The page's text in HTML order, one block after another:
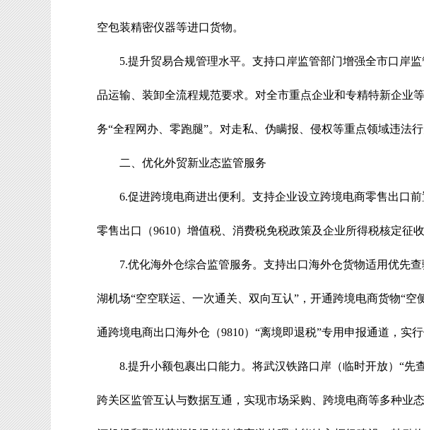
空包装精密仪器等进口货物。
5.提升贸易合规管理水平。 支持口岸监管部门增强全市口岸
品运输、装卸全流程规范要求。对全市重点企业和专精特新企业
务“全程网办、零跑腿”。对走私、伪瞒报、侵权等重点领域违法
二、优化外贸新业态监管服务
6.促进跨境电商进出便利 。 支持企业设立跨境电商零售出口
零售出口（9610）增值税、消费税免税政策及企业所得税核定征
7.优化海外仓综合监管服务。 支持出口海外仓货物适用优先
湖机场“空空联运、一次通关、双向互认” ，开通跨境电商货物“空
通跨境电商出口海外仓（9810） “离境即退税”专用申报通道 ，实
8.提升小额包裹出口能力 。 将武汉铁路口岸（临时开放） “先
跨关区监管互认与数据互通，实现市场采购、跨境电商等多种业